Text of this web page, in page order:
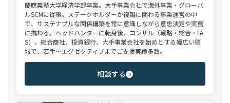
慶應義塾大学経済学部卒業。大手事業会社で海外事業・グローバ
ルSCMに従事。ステークホルダーが複雑に関わる事業運営の中
で、サステナブルな関係構築を常に意識しながら意思決定や実務
に携わる。ヘッドハンターに転身後、コンサル（戦略・総合・FA
S）、総合商社、投資銀行、大手事業会社を始めとする幅広い領
域で、若手～エグゼクティブまでご支援実績多数。
相談する